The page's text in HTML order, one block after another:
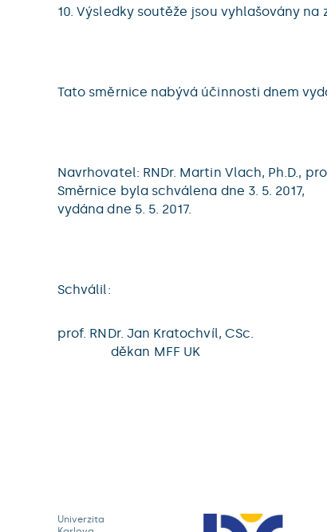
10. Výsledky soutěže jsou vyhlašovány
Tato směrnice nabývá účinnosti dnem
Navrhovatel: RNDr. Martin Vlach, Ph.D.,
Směrnice byla schválena dne 3. 5. 2017,
vydána dne 5. 5. 2017.
Schválil:
prof. RNDr. Jan Kratochvíl, CSc.
děkan MFF UK
Univerzita